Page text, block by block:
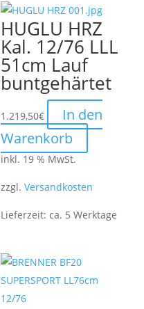
HUGLU HRZ
Kal. 12/76 LLL
51cm Lauf
buntgehärtet
1.219,50€
In den
Warenkorb
inkl. 19 % MwSt.
zzgl.Versandkosten
Lieferzeit:ca. 5 Werktage